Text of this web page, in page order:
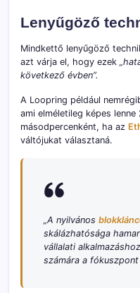
Lenyűgöző
Mindkettő lenyűgöző
azt várja el, hogy ezek
következő évben”.
A Loopring például
ami elméletileg képes
másodpercenként, ha az
váltójukat választaná.
„A nyilvános
skálázhatósága
vállalati
számára a